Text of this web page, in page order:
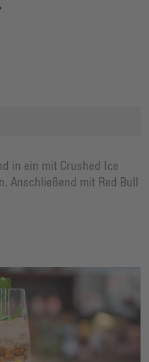
in ein mit Crushed Ice
Anschließend mit Red Bull